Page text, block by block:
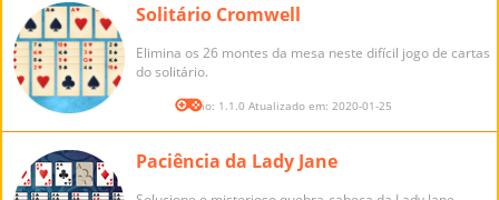
Solitário Cromwell
Elimina os 26 montes da mesa neste difícil jogo de cartas
do solitário.
Versão: 1.1.0 Atualizado em: 2020-01-25
Paciência da Lady Jane